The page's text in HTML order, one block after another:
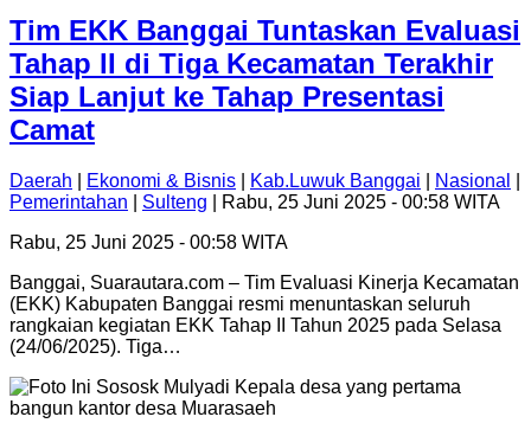
Tim EKK Banggai Tuntaskan Evaluasi
Tahap II di Tiga Kecamatan Terakhir
Siap Lanjut ke Tahap Presentasi
Camat
Daerah Ekonomi & Bisnis Kab.Luwuk Banggai Nasional
Pemerintahan
Sulteng | Rabu, 25 Juni 2025 - 00:58 WITA
Rabu, 25 Juni 2025 - 00:58 WITA
Banggai, Suarautara.com – Tim Evaluasi Kinerja Kecamatan
(EKK) Kabupaten Banggai resmi menuntaskan seluruh
rangkaian kegiatan EKK Tahap II Tahun 2025 pada Selasa
(24/06/2025). Tiga…